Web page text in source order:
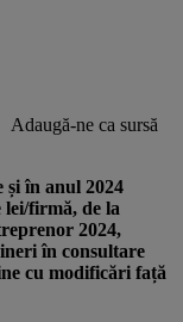
Adaugă-ne ca sursă
și în anul 2024
lei/firmă, de la
2024,
în consultare
cu modificări față